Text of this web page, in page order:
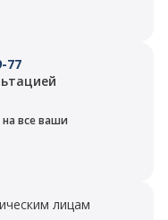
77
все ваши
лицам